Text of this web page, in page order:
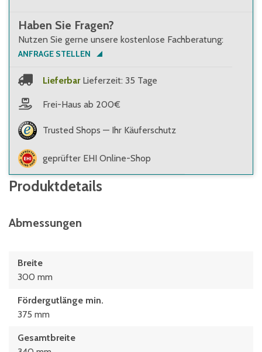
Haben Sie Fragen?
Nutzen Sie gerne unsere kostenlose Fachberatung:
ANFRAGE STELLEN
Lieferbar Lieferzeit: 35 Tage
Frei-Haus ab 200€
Trusted Shops — Ihr Käuferschutz
geprüfter EHI Online-Shop
Produktdetails
Abmessungen
Breite
300 mm
Fördergutlänge min.
375 mm
Gesamtbreite